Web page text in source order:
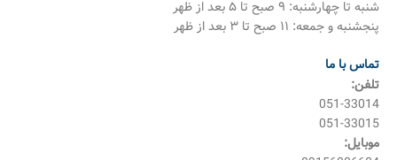
شنبه تا چهارشنبه: ۹ صبح تا ۵ بعد از ظهر
پنجشنبه و جمعه: ۱۱ صبح تا ۳ بعد از ظهر
تماس با ما
تلفن:
051-33014
051-33015
موبایل: